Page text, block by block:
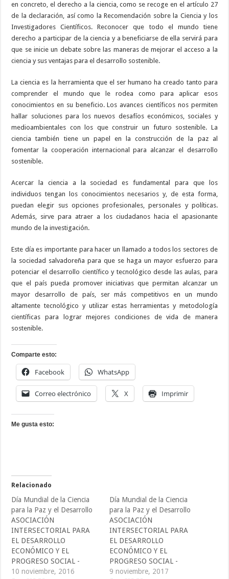
en concreto, el derecho a la ciencia, como se recoge en el artículo 27
de la declaración, así como la Recomendación sobre la Ciencia y los
Investigadores Científicos. Reconocer que todo el mundo tiene
derecho a participar de la ciencia y a beneficiarse de ella servirá para
que se inicie un debate sobre las maneras de mejorar el acceso a la
ciencia y sus ventajas para el desarrollo sostenible.
La ciencia es la herramienta que el ser humano ha creado tanto para
comprender el mundo que le rodea como para aplicar esos
conocimientos en su beneficio. Los avances científicos nos permiten
hallar soluciones para los nuevos desafíos económicos, sociales y
medioambientales con los que construir un futuro sostenible. La
ciencia también tiene un papel en la construcción de la paz al
fomentar la cooperación internacional para alcanzar el desarrollo
sostenible.
Acercar la ciencia a la sociedad es fundamental para que los
individuos tengan los conocimientos necesarios y, de esta forma,
puedan elegir sus opciones profesionales, personales y políticas.
Además, sirve para atraer a los ciudadanos hacia el apasionante
mundo de la investigación.
Este día es importante para hacer un llamado a todos los sectores de
la sociedad salvadoreña para que se haga un mayor esfuerzo para
potenciar el desarrollo científico y tecnológico desde las aulas, para
que el país pueda promover iniciativas que permitan alcanzar un
mayor desarrollo de país, ser más competitivos en un mundo
altamente tecnológico y utilizar estas herramientas y metodología
científicas para lograr mejores condiciones de vida de manera
sostenible.
Comparte esto:
Facebook WhatsApp
Correo electrónico X Imprimir
Me gusta esto:
Relacionado
Día Mundial de la Ciencia
para la Paz y el Desarrollo
ASOCIACIÓN
INTERSECTORIAL PARA
EL DESARROLLO
ECONÓMICO Y EL
PROGRESO SOCIAL -
CIDEP -
10 noviembre, 2016
Día Mundial de la Ciencia
para la Paz y el Desarrollo
ASOCIACIÓN
INTERSECTORIAL PARA
EL DESARROLLO
ECONÓMICO Y EL
PROGRESO SOCIAL -
CIDEP -
9 noviembre, 2017